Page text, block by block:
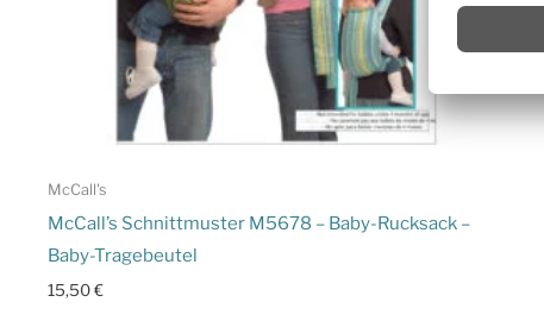
McCall's
McCall’s Schnittmuster M5678 – Baby-Rucksack –
Baby-Tragebeutel
15,50€